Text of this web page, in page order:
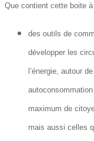
Que contient cette boite
des outils de
développer les
l’énergie, autour
maximum de
mais aussi celles